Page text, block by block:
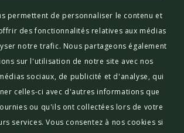
JASERON ARGENT THABORA
suite Voir les détails
permettent de personnaliser le contenu et
des fonctionnalités relatives aux médias
notre trafic. Nous partageons également
sur l'utilisation de notre site avec nos
sociaux, de publicité et d'analyse, qui
celles-ci avec d'autres informations que
ou qu'ils ont collectées lors de votre
services. Vous consentez à nos cookies si